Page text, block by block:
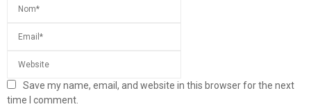
Save my name, email, and website in this browser for the next
time I comment.